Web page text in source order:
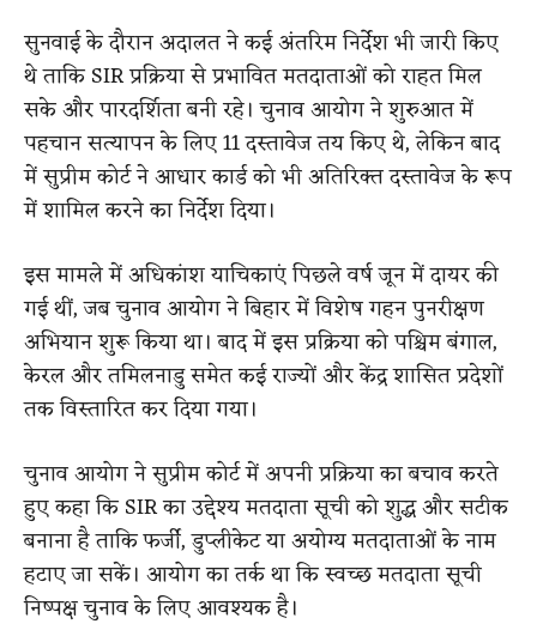
सुनवाई के दौरान अदालत ने कई अंतरिम निर्देश भी जारी किए
थे ताकि SIR प्रक्रिया से प्रभावित मतदाताओं को राहत मिल
सके और पारदर्शिता बनी रहे। चुनाव आयोग ने शुरुआत में
पहचान सत्यापन के लिए 11 दस्तावेज तय किए थे, लेकिन बाद
में सुप्रीम कोर्ट ने आधार कार्ड को भी अतिरिक्त दस्तावेज के रूप
में शामिल करने का निर्देश दिया।
इस मामले में अधिकांश याचिकाएं पिछले वर्ष जून में दायर की
गई थीं, जब चुनाव आयोग ने बिहार में विशेष गहन पुनरीक्षण
अभियान शुरू किया था। बाद में इस प्रक्रिया को पश्चिम बंगाल,
केरल और तमिलनाडु समेत कई राज्यों और केंद्र शासित प्रदेशों
तक विस्तारित कर दिया गया।
चुनाव आयोग ने सुप्रीम कोर्ट में अपनी प्रक्रिया का बचाव करते
हुए कहा कि SIR का उद्देश्य मतदाता सूची को शुद्ध और सटीक
बनाना है ताकि फर्जी, डुप्लीकेट या अयोग्य मतदाताओं के नाम
हटाए जा सकें। आयोग का तर्क था कि स्वच्छ मतदाता सूची
निष्पक्ष चुनाव के लिए आवश्यक है।